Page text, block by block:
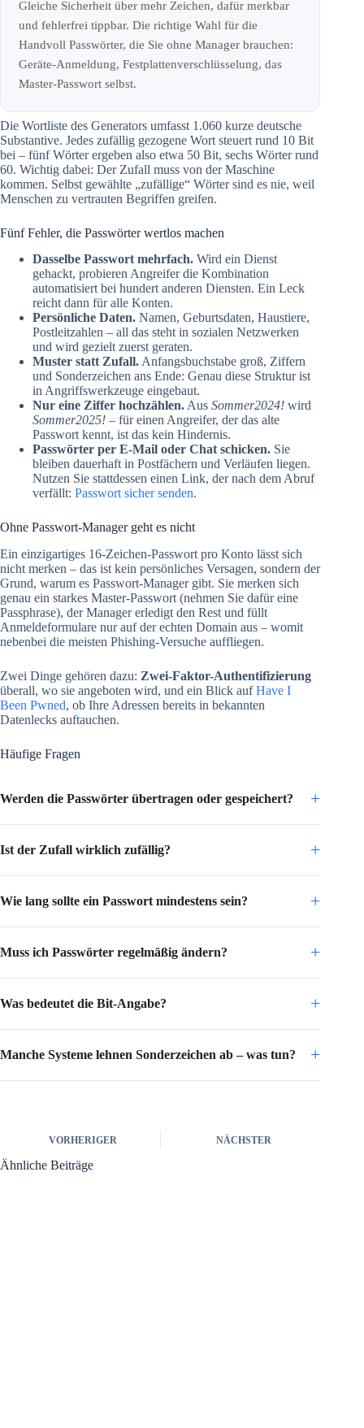
Gleiche Sicherheit über mehr Zeichen, dafür merkbar
und fehlerfrei tippbar. Die richtige Wahl für die
Handvoll Passwörter, die Sie ohne Manager brauchen:
Geräte-Anmeldung, Festplattenverschlüsselung, das
Master-Passwort selbst.
Die Wortliste des Generators umfasst 1.060 kurze deutsche
Substantive. Jedes zufällig gezogene Wort steuert rund 10 Bit
bei – fünf Wörter ergeben also etwa 50 Bit, sechs Wörter rund
60. Wichtig dabei: Der Zufall muss von der Maschine
kommen. Selbst gewählte „zufällige“ Wörter sind es nie, weil
Menschen zu vertrauten Begriffen greifen.
Fünf Fehler, die Passwörter wertlos machen
Dasselbe Passwort mehrfach. Wird ein Dienst
gehackt, probieren Angreifer die Kombination
automatisiert bei hundert anderen Diensten. Ein Leck
reicht dann für alle Konten.
Persönliche Daten. Namen, Geburtsdaten, Haustiere,
Postleitzahlen – all das steht in sozialen Netzwerken
und wird gezielt zuerst geraten.
Muster statt Zufall. Anfangsbuchstabe groß, Ziffern
und Sonderzeichen ans Ende: Genau diese Struktur ist
in Angriffswerkzeuge eingebaut.
Nur eine Ziffer hochzählen. Aus Sommer2024! wird
Sommer2025! – für einen Angreifer, der das alte
Passwort kennt, ist das kein Hindernis.
Passwörter per E-Mail oder Chat schicken. Sie
bleiben dauerhaft in Postfächern und Verläufen liegen.
Nutzen Sie stattdessen einen Link, der nach dem Abruf
verfällt: Passwort sicher senden.
Ohne Passwort-Manager geht es nicht
Ein einzigartiges 16-Zeichen-Passwort pro Konto lässt sich
nicht merken – das ist kein persönliches Versagen, sondern der
Grund, warum es Passwort-Manager gibt. Sie merken sich
genau ein starkes Master-Passwort (nehmen Sie dafür eine
Passphrase), der Manager erledigt den Rest und füllt
Anmeldeformulare nur auf der echten Domain aus – womit
nebenbei die meisten Phishing-Versuche auffliegen.
Zwei Dinge gehören dazu: Zwei-Faktor-Authentifizierung
überall, wo sie angeboten wird, und ein Blick aufHave I
Been Pwned, ob Ihre Adressen bereits in bekannten
Datenlecks auftauchen.
Häufige Fragen
Werden die Passwörter übertragen oder gespeichert?
Ist der Zufall wirklich zufällig?
Wie lang sollte ein Passwort mindestens sein?
Muss ich Passwörter regelmäßig ändern?
Was bedeutet die Bit-Angabe?
Manche Systeme lehnen Sonderzeichen ab – was tun?
VORHERIGER NÄCHSTER
Ähnliche Beiträge